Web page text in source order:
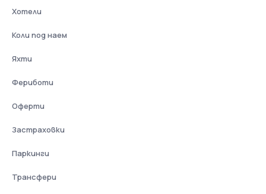
Хотели
Коли под наем
Яхти
Фериботи
Оферти
Застраховки
Паркинги
Трансфери